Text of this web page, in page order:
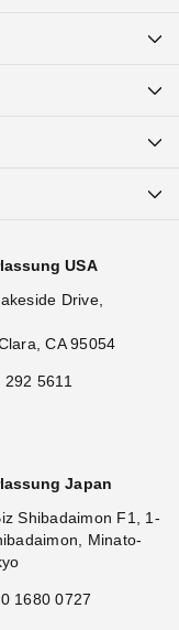
USA
Drive,
CA 95054
292 5611
Japan
Shibadaimon F1, 1-
Minato-
1680 0727